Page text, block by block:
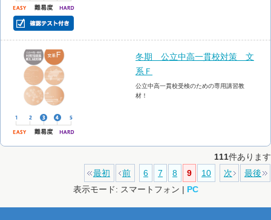
冬期 公立中高一貫校対策 文
系Ｆ
公立中高一貫校受検のための専用講習教
材！
111件あります
最初
前 6 7 8 9 10 次
最後
表示モード: スマートフォン | PC